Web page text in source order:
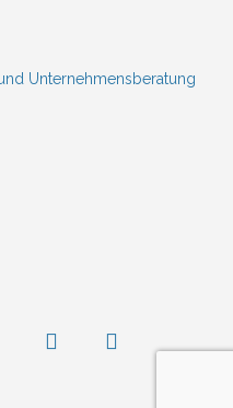
Unternehmensberatung